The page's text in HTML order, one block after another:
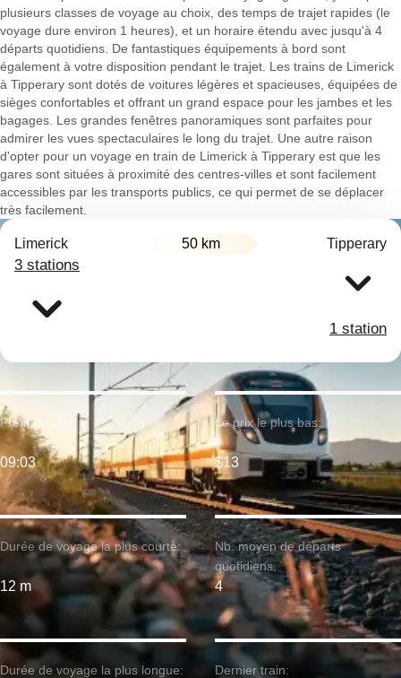
plusieurs classes de voyage au choix, des temps de trajet rapides (le
voyage dure environ 1 heures), et un horaire étendu avec jusqu'à 4
départs quotidiens. De fantastiques équipements à bord sont
également à votre disposition pendant le trajet. Les trains de Limerick
à Tipperary sont dotés de voitures légères et spacieuses, équipées de
sièges confortables et offrant un grand espace pour les jambes et les
bagages. Les grandes fenêtres panoramiques sont parfaites pour
admirer les vues spectaculaires le long du trajet. Une autre raison
d'opter pour un voyage en train de Limerick à Tipperary est que les
gares sont situées à proximité des centres-villes et sont facilement
accessibles par les transports publics, ce qui permet de se déplacer
très facilement.
Limerick 50 km Tipperary
3 stations
1 station
Durée de voyage la plus courte:
12 m
Premier train:
09:03
Durée de voyage la plus longue:
Le prix le plus bas:
$13
Nb. moyen de départs
quotidiens:
4
Dernier train: